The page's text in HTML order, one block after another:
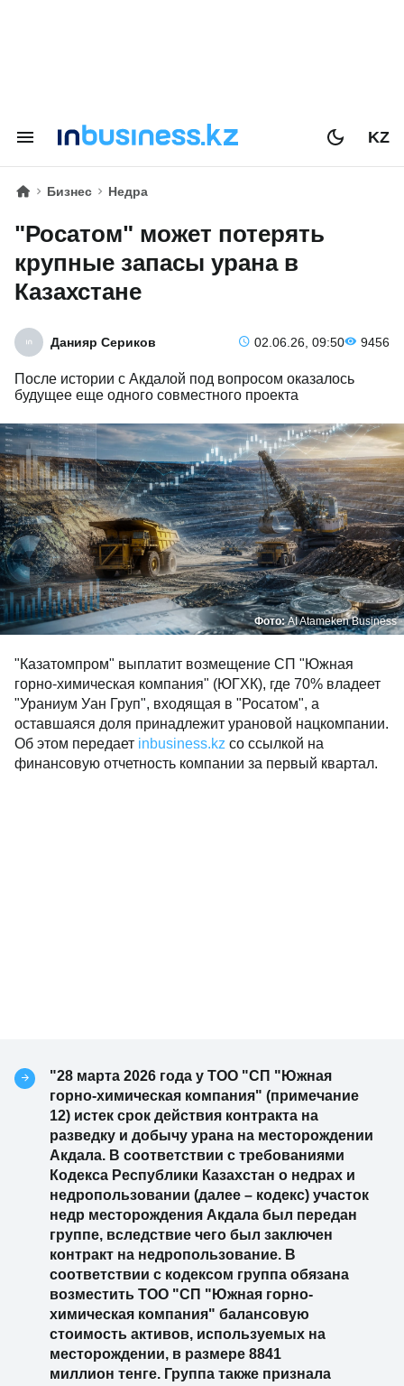
KZ
Бизнес Недра
"Росатом" может потерять
крупные запасы урана в
Казахстане
Данияр Сериков 02.06.26, 09:50 9456
После истории с Акдалой под вопросом оказалось
будущее еще одного совместного проекта
Фото:AI Atameken Business
"Казатомпром" выплатит возмещение СП "Южная
горно-химическая компания" (ЮГХК), где 70% владеет
"Ураниум Уан Груп", входящая в "Росатом", а
оставшаяся доля принадлежит урановой нацкомпании.
Об этом передает inbusiness.kz со ссылкой на
финансовую отчетность компании за первый квартал.
"28 марта 2026 года у ТОО "СП "Южная
горно-химическая компания" (примечание
12) истек срок действия контракта на
разведку и добычу урана на месторождении
Акдала. В соответствии с требованиями
Кодекса Республики Казахстан о недрах и
недропользовании (далее – кодекс) участок
недр месторождения Акдала был передан
группе, вследствие чего был заключен
контракт на недропользование. В
соответствии с кодексом группа обязана
возместить ТОО "СП "Южная горно-
химическая компания" балансовую
стоимость активов, используемых на
месторождении, в размере 8841
миллион тенге. Группа также признала